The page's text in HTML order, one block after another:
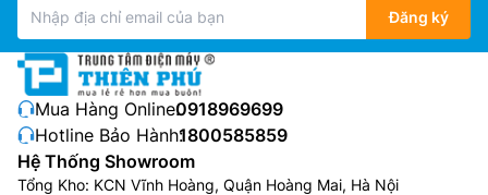
Đăng ký
Mua Hàng Online:0918969699
Hotline Bảo Hành:1800585859
Hệ Thống Showroom
Tổng Kho: KCN Vĩnh Hoàng, Quận Hoàng Mai, Hà Nội